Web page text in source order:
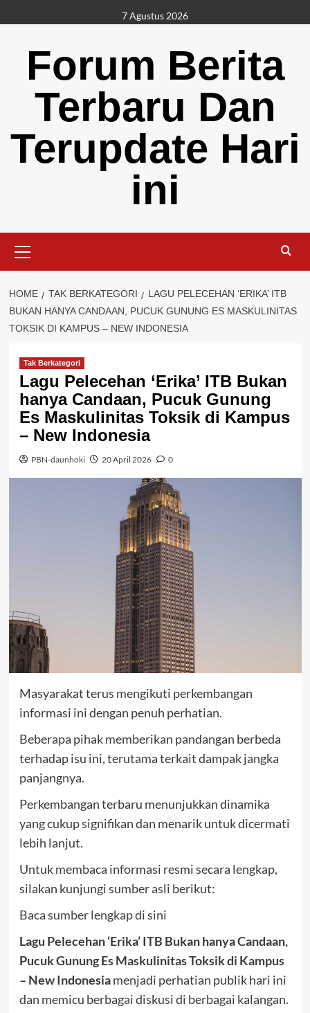
to
7 Agustus 2026
Forum Berita
Terbaru Dan
Terupdate Hari
ini
Menu
HOME TAK BERKATEGORI
LAGU PELECEHAN ‘ERIKA’ ITB
BUKAN HANYA CANDAAN, PUCUK GUNUNG ES MASKULINITAS
TOKSIK DI KAMPUS – NEW INDONESIA
Tak Berkategori
Lagu Pelecehan ‘Erika’ ITB Bukan
hanya Candaan, Pucuk Gunung
Es Maskulinitas Toksik di Kampus
– New Indonesia
PBN-daunhoki 20 April 2026 0
Masyarakat terus mengikuti perkembangan
informasi ini dengan penuh perhatian.
Beberapa pihak memberikan pandangan berbeda
terhadap isu ini, terutama terkait dampak jangka
panjangnya.
Perkembangan terbaru menunjukkan dinamika
yang cukup signifikan dan menarik untuk dicermati
lebih lanjut.
Untuk membaca informasi resmi secara lengkap,
silakan kunjungi sumber asli berikut:
Baca sumber lengkap di sini
Lagu Pelecehan ‘Erika’ ITB Bukan hanya Candaan,
Pucuk Gunung Es Maskulinitas Toksik di Kampus
– New Indonesiamenjadi perhatian publik hari ini
dan memicu berbagai diskusi di berbagai kalangan.